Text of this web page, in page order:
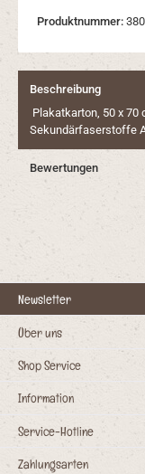
Produktnummer:
Beschreibung
Plakatkarton, 50 x 70
Sekundärfaserstoffe
Bewertungen
Newsletter
Über uns
Shop Service
Information
Service-Hotline
Zahlungsarten